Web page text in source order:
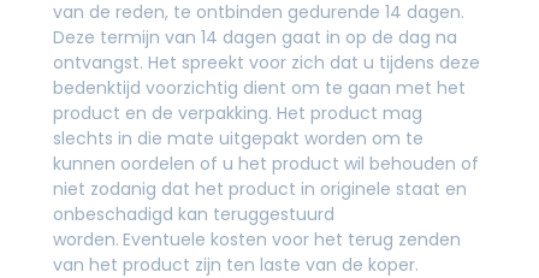
van de reden, te ontbinden gedurende 14 dagen.
Deze termijn van 14 dagen gaat in op de dag na
ontvangst. Het spreekt voor zich dat u tijdens deze
bedenktijd voorzichtig dient om te gaan met het
product en de verpakking. Het product mag
slechts in die mate uitgepakt worden om te
kunnen oordelen of u het product wil behouden of
niet zodanig dat het product in originele staat en
onbeschadigd kan teruggestuurd
worden. Eventuele kosten voor het terug zenden
van het product zijn ten laste van de koper.